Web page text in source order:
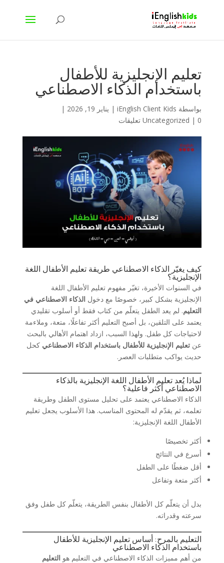
تعليم الإنجليزية للأطفال
باستخدام الذكاء الاصطناعي
بواسطة iEnglish Client Kids
| يناير 19, 2026
|
Uncategorized | 0 تعليقات
كيف يغيّر الذكاء الاصطناعي طريقة تعليم الأطفال اللغة
الإنجليزية؟
في السنوات الأخيرة، تغيّر مفهوم تعليم الأطفال اللغة
الإنجليزية بشكل كبير، خصوصًا مع دخول الذكاء الاصطناعي في
التعليم. لم يعد الطفل يتعلّم من كتاب فقط أو أسلوب تقليدي
يعتمد على التلقين، بل أصبح التعليم أكثر تفاعلًا، متعة، وملاءمة
لاحتياجات كل طفل. ولهذا السبب، ازداد اهتمام الأهالي بالبحث
عن تعليم الإنجليزية للأطفال باستخدام الذكاء الاصطناعي كحل
حديث يواكب متطلبات العصر.
لماذا يُعد تعليم الأطفال اللغة الإنجليزية بالذكاء
الاصطناعي أكثر فاعلية؟
الذكاء الاصطناعي يعتمد على تحليل مستوى الطفل وطريقة
تعلمه، ثم يقدّم له المحتوى المناسب. هذا الأسلوب يجعل تعليم
الأطفال اللغة الإنجليزية:
أكثر تخصيصًا
أسرع في النتائج
أقل ضغطًا على الطفل
أكثر متعة وتفاعل
بدل أن يتعلّم كل الأطفال بنفس الطريقة، يتعلّم كل طفل وفق
سرعته وقدراته.
التعليم بالمرح: أساس تعليم الإنجليزية للأطفال
باستخدام الذكاء الاصطناعي
من أهم مميزات الذكاء الاصطناعي في التعليم هو التعليم